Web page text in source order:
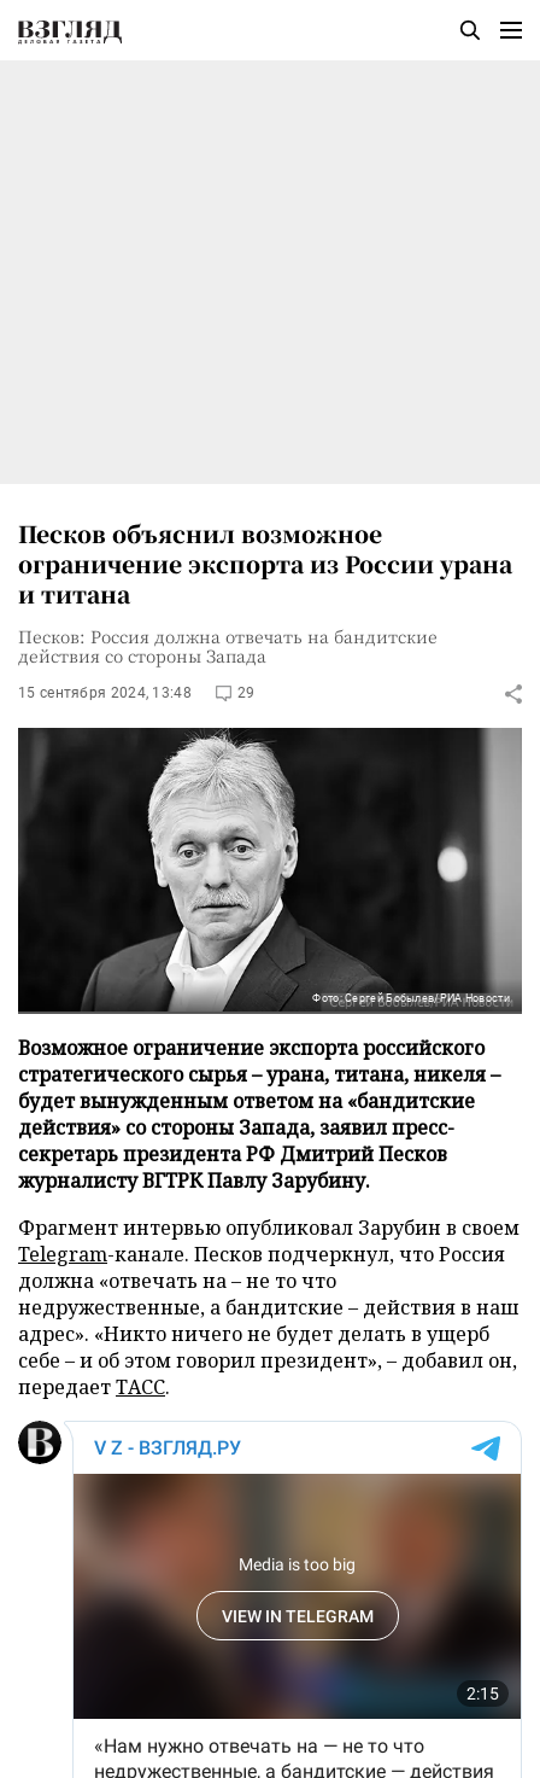
Песков объяснил возможное
ограничение экспорта из России урана
и титана
Песков: Россия должна отвечать на бандитские
действия со стороны Запада
15 сентября 2024, 13:48 29
Фото: Сергей Бобылев/РИА Новости
Возможное ограничение экспорта российского
стратегического сырья – урана, титана, никеля –
будет вынужденным ответом на «бандитские
действия» со стороны Запада, заявил пресс-
секретарь президента РФ Дмитрий Песков
журналисту ВГТРК Павлу Зарубину.
Фрагмент интервью опубликовал Зарубин в своем
Telegram-канале. Песков подчеркнул, что Россия
должна «отвечать на – не то что
недружественные, а бандитские – действия в наш
адрес». «Никто ничего не будет делать в ущерб
себе – и об этом говорил президент», – добавил он,
передаетТАСС.